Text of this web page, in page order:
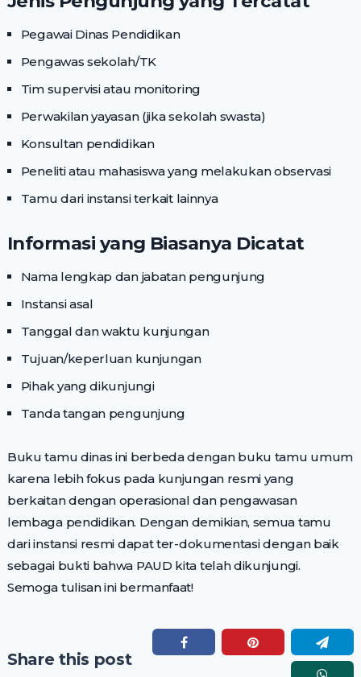
Pegawai Dinas Pendidikan
Pengawas sekolah/TK
Tim supervisi atau monitoring
Perwakilan yayasan (jika sekolah swasta)
Konsultan pendidikan
Peneliti atau mahasiswa yang melakukan observasi
Tamu dari instansi terkait lainnya
Informasi yang Biasanya Dicatat
Nama lengkap dan jabatan pengunjung
Instansi asal
Tanggal dan waktu kunjungan
Tujuan/keperluan kunjungan
Pihak yang dikunjungi
Tanda tangan pengunjung
Buku tamu dinas ini berbeda dengan buku tamu umum
karena lebih fokus pada kunjungan resmi yang
berkaitan dengan operasional dan pengawasan
lembaga pendidikan. Dengan demikian, semua tamu
dari instansi resmi dapat ter-dokumentasi dengan baik
sebagai bukti bahwa PAUD kita telah dikunjungi.
Semoga tulisan ini bermanfaat!
Share this post